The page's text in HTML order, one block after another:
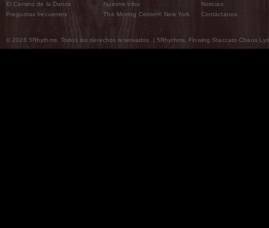
El Camino de la Danza
Preguntas frecuentes
Nuestra tribu
The Moving Center® New York
Noticias
Contáctanos
© 2026 5Rhythms. Todos los derechos reservados. | 5Rhythms, Flowing Staccato Chaos